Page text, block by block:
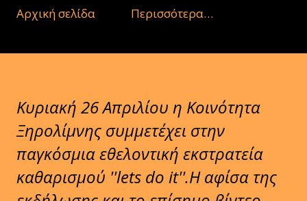
Αρχική σελίδα
Περισσότερα…
Κυριακή 26 Απριλίου η Κοινότητα
Ξηρολίμνης συμμετέχει στην
παγκόσμια εθελοντική εκστρατεία
καθαρισμού ''lets do it''.H αφίσα της